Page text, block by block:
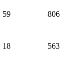
59 806
18 563